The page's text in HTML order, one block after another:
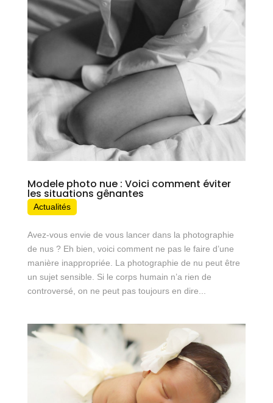
Modele photo nue : Voici comment éviter
les situations gênantes
Actualités
Avez-vous envie de vous lancer dans la photographie
de nus ? Eh bien, voici comment ne pas le faire d’une
manière inappropriée. La photographie de nu peut être
un sujet sensible. Si le corps humain n’a rien de
controversé, on ne peut pas toujours en dire...